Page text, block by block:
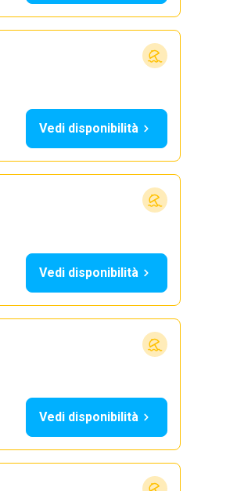
Vedi disponibilità
Vedi disponibilità
Vedi disponibilità